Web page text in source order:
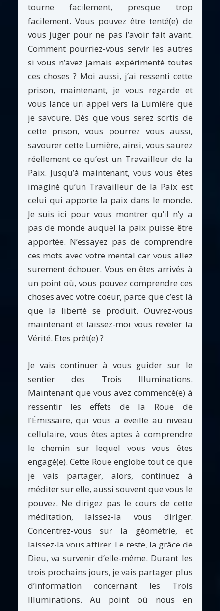
tourne facilement, presque trop
facilement. Vous pouvez être tenté(e) de
vous juger pour ne pas l’avoir fait avant.
Comment pourriez-vous servir les autres
si vous n’avez jamais expérimenté toutes
ces choses ? Moi aussi, j’ai ressenti cette
prison, maintenant, je vous regarde et
vous lance un appel vers la Lumière que
je savoure. Dès que vous serez sortis de
cette prison, vous pourrez vous aussi,
savourer cette Lumière, ainsi, vous saurez
réellement ce qu’est un Travailleur de la
Paix. Jusqu’à maintenant, vous vous êtes
imaginé qu’un Travailleur de la Paix est
celui qui apporte la paix dans le monde.
Je suis ici pour vous montrer qu’il n’y a
pas de monde auquel la paix puisse être
apportée. N’essayez pas de comprendre
ces mots avec votre mental car vous allez
surement échouer. Vous en êtes arrivés à
un point où, vous pouvez comprendre ces
choses avec votre coeur, parce que c’est là
que la liberté se produit. Ouvrez-vous
maintenant et laissez-moi vous révéler la
Vérité. Etes prêt(e) ?
Je vais continuer à vous guider sur le
sentier des Trois Illuminations.
Maintenant que vous avez commencé(e) à
ressentir les effets de la Roue de
l’Émissaire, qui vous a éveillé au niveau
cellulaire, vous êtes aptes à comprendre
le chemin sur lequel vous vous êtes
engagé(e). Cette Roue englobe tout ce que
je vais partager, alors, continuez à
méditer sur elle, aussi souvent que vous le
pouvez. Ne dirigez pas le cours de cette
méditation, laissez-la vous diriger.
Concentrez-vous sur la géométrie, et
laissez-la vous attirer. Le reste, la grâce de
Dieu, va survenir d’elle-même. Durant les
trois prochains jours, je vais partager plus
d’information concernant les Trois
Illuminations. Au point où nous en